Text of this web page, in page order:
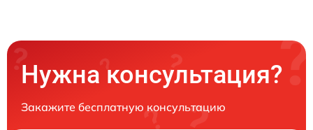
Нужна консультация?
Закажите бесплатную консультацию